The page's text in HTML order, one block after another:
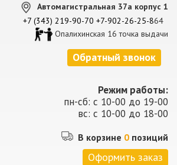
Автомагистральная 37а корпус 1
+7 (343) 219-90-70 +7-902-26-25-864
Опалихинская 16 точка выдачи
Обратный звонок
Режим работы:
пн-сб: с 10-00 до 19-00
вс: с 10-00 до 18-00
В корзине 0 позиций
Оформить заказ